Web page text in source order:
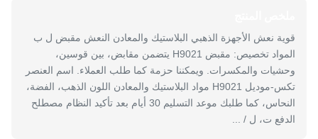
قوية نعش الأجهزة الذهبي البلاستيك والمعادن النعش مقبض ل ب
المواد تخصيص: مقبض H9021 يتضمن مقابض، بين قوسين،
وحشيات والمكسرات. ويمكننا حزمة كما طلب العملاء. اسم العنصر
تكس-موديل H9021 مواد البلاستيك والمعادن اللون الذهب، الفضة،
النحاس، كما طلبك موعد التسليم 30 أيام بعد تأكيد النظام مصطلح
الدفع ت، ل / ...